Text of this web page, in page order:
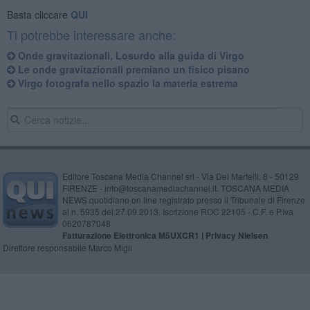
Basta cliccare QUI
Ti potrebbe interessare anche:
Onde gravitazionali, Losurdo alla guida di Virgo
Le onde gravitazionali premiano un fisico pisano
Virgo fotografa nello spazio la materia estrema
Editore Toscana Media Channel srl - Via Dei Martelli, 8 - 50129
FIRENZE - info@toscanamediachannel.it. TOSCANA MEDIA
NEWS quotidiano on line registrato presso il Tribunale di Firenze
al n. 5935 del 27.09.2013. Iscrizione ROC 22105 - C.F. e P.Iva
0620787048
Fatturazione Elettronica M5UXCR1 | Privacy Nielsen
Direttore responsabile Marco Migli